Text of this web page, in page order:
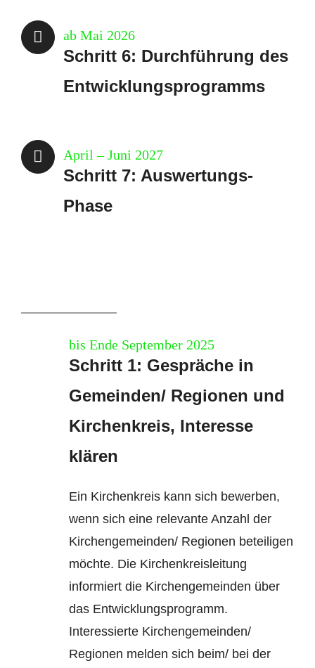
ab Mai 2026
Schritt 6: Durchführung des
Entwicklungsprogramms
April – Juni 2027
Schritt 7: Auswertungs-
Phase
bis Ende September 2025
Schritt 1: Gespräche in
Gemeinden/ Regionen und
Kirchenkreis, Interesse
klären
Ein Kirchenkreis kann sich bewerben,
wenn sich eine relevante Anzahl der
Kirchengemeinden/ Regionen beteiligen
möchte. Die Kirchenkreisleitung
informiert die Kirchengemeinden über
das Entwicklungsprogramm.
Interessierte Kirchengemeinden/
Regionen melden sich beim/ bei der